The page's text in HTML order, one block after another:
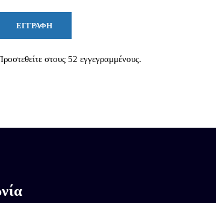
ΕΓΓΡΑΦΉ
στους 52 εγγεγραμμένους.